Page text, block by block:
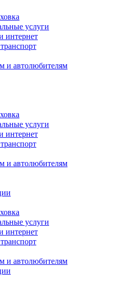
услуги
интернет
и автолюбителям
услуги
интернет
и автолюбителям
услуги
интернет
и автолюбителям